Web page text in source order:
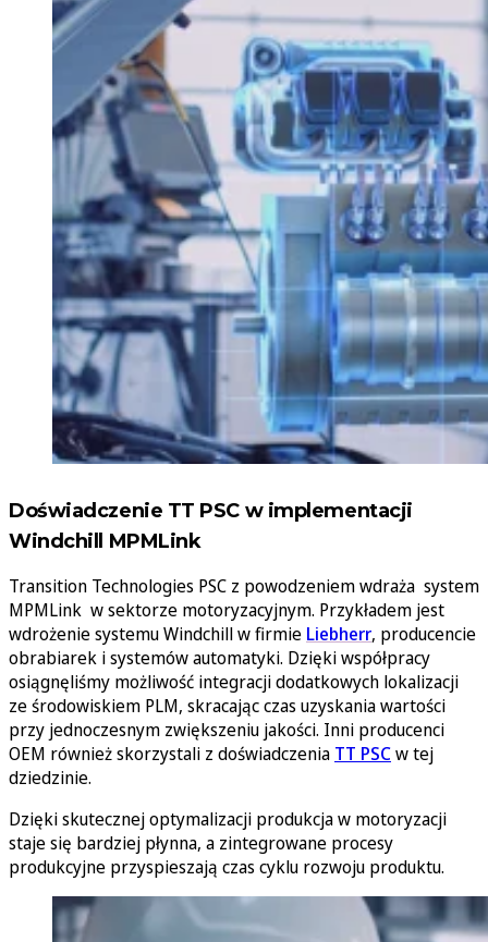
Doświadczenie TT PSC w implementacji
Windchill MPMLink
Transition Technologies PSC z powodzeniem wdraża system
MPMLink w sektorze motoryzacyjnym. Przykładem jest
wdrożenie systemu Windchill w firmie Liebherr, producencie
obrabiarek i systemów automatyki. Dzięki współpracy
osiągnęliśmy możliwość integracji dodatkowych lokalizacji
ze środowiskiem PLM, skracając czas uzyskania wartości
przy jednoczesnym zwiększeniu jakości. Inni producenci
OEM również skorzystali z doświadczenia TT PSCw tej
dziedzinie.
Dzięki skutecznej optymalizacji produkcja w motoryzacji
staje się bardziej płynna, a zintegrowane procesy
produkcyjne przyspieszają czas cyklu rozwoju produktu.